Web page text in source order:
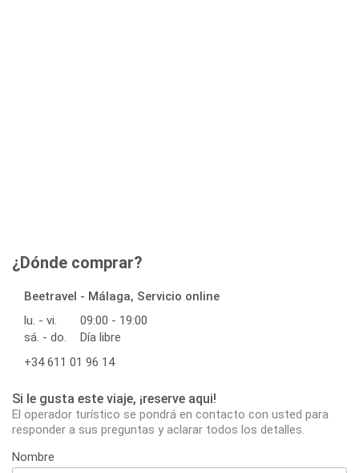
¿Dónde comprar?
Beetravel - Málaga, Servicio online
lu. - vi.
09:00 - 19:00
sá. - do.
Día libre
+34 611 01 96 14
Si le gusta este viaje, ¡reserve aqui!
El operador turístico se pondrá en contacto con usted para
responder a sus preguntas y aclarar todos los detalles.
Nombre